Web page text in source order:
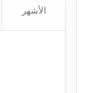
الأشهر